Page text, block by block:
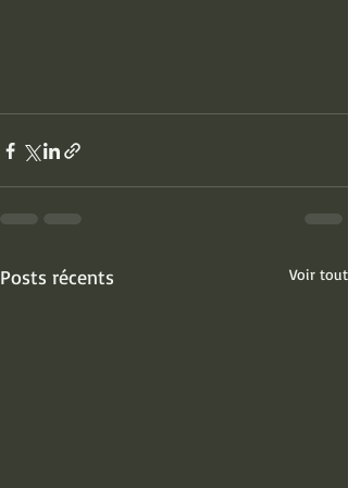
Posts récents Voir tout